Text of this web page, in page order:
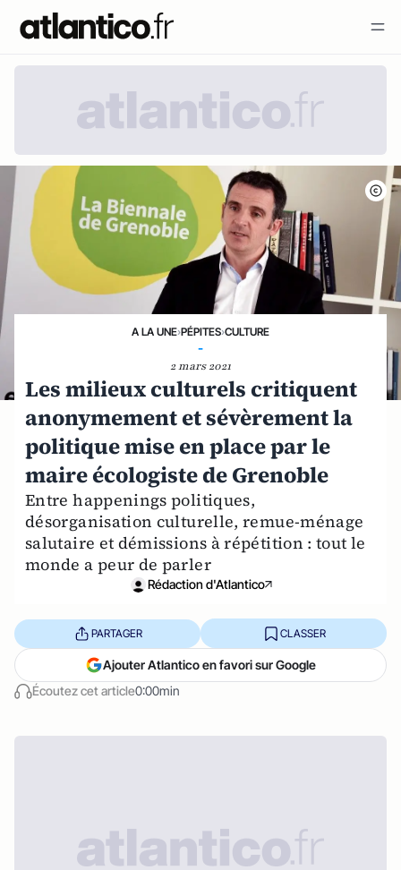
A LA UNE›PÉPITES›CULTURE
-
2 mars 2021
Les milieux culturels critiquent
anonymement et sévèrement la
politique mise en place par le
maire écologiste de Grenoble
Entre happenings politiques,
désorganisation culturelle, remue-ménage
salutaire et démissions à répétition : tout le
monde a peur de parler
Rédaction d'Atlantico
Écoutez cet article0:00min
PARTAGER CLASSER
Ajouter Atlantico en favori sur Google